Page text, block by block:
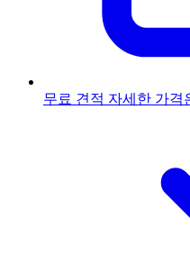
무료 견적 자세한 가격